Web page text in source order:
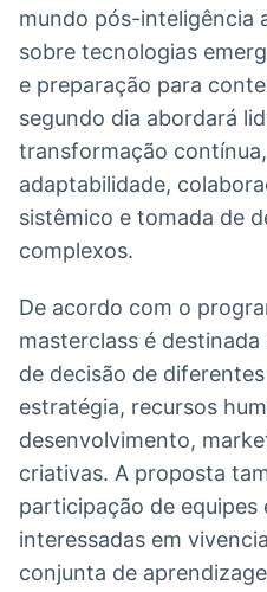
Soluções de
Tecnologia
mundo pós-inteligência
sobre tecnologias
e preparação para
segundo dia abordará
transformação
adaptabilidade,
sistêmico e tomada de
complexos.
De acordo com o
masterclass é
de decisão de
estratégia, recursos
desenvolvimento,
criativas. A proposta
participação de equipes
interessadas em
conjunta de